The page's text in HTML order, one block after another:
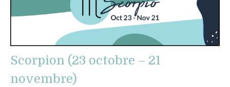
Scorpion (23 octobre – 21
novembre)